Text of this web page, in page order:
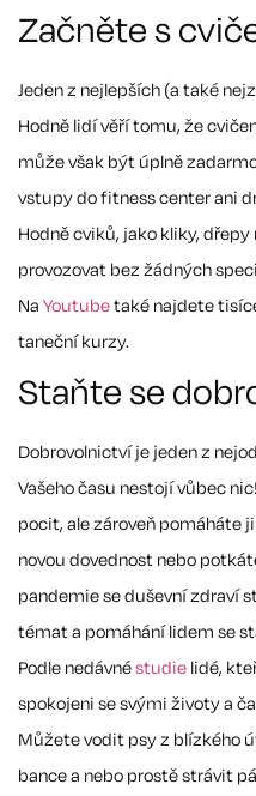
Začněte s
Jeden z nejlepších (a také
Hodně lidí věří tomu, že
může však být úplně
vstupy do fitness center ani
Hodně cviků, jako kliky,
provozovat bez žádných
NaYoutubetaké najdete
taneční kurzy.
Staňte se
Dobrovolnictví je jeden z
Vašeho času nestojí vůbec
pocit, ale zároveň pomáháte
novou dovednost nebo
pandemie se duševní zdraví
témat a pomáhání lidem se
Podle nedávnéstudielidé,
spokojeni se svými životy a
Můžete vodit psy z blízkého
bance a nebo prostě strávit